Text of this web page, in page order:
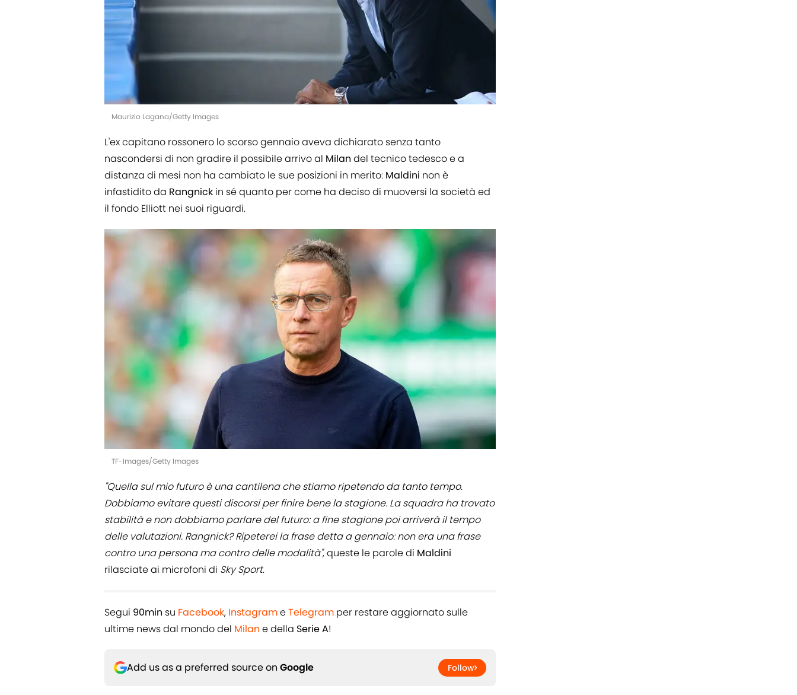
Maurizio Lagana/Getty Images
L'ex capitano rossonero lo scorso gennaio aveva dichiarato senza tanto
nascondersi di non gradire il possibile arrivo al Milan del tecnico tedesco e a
distanza di mesi non ha cambiato le sue posizioni in merito: Maldini non è
infastidito da Rangnick in sé quanto per come ha deciso di muoversi la società ed
il fondo Elliott nei suoi riguardi.
TF-Images/Getty Images
"Quella sul mio futuro è una cantilena che stiamo ripetendo da tanto tempo.
Dobbiamo evitare questi discorsi per finire bene la stagione. La squadra ha trovato
stabilità e non dobbiamo parlare del futuro: a fine stagione poi arriverà il tempo
delle valutazioni. Rangnick? Ripeterei la frase detta a gennaio: non era una frase
contro una persona ma contro delle modalità", queste le parole di Maldini
rilasciate ai microfoni di Sky Sport.
Segui 90min su Facebook, InstagrameTelegram per restare aggiornato sulle
ultime news dal mondo del Milan e della Serie A!
Add us as a preferred source on Google Follow